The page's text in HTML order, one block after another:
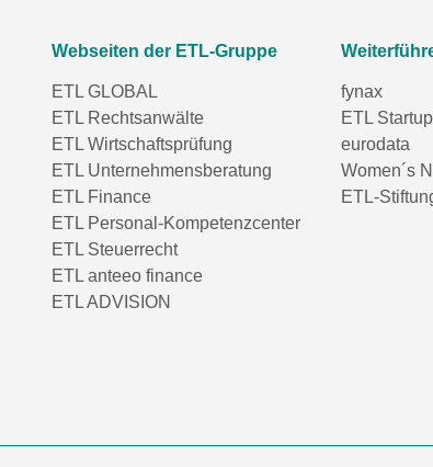
Webseiten der ETL-Gruppe
ETL GLOBAL
ETL Rechtsanwälte
ETL Wirtschaftsprüfung
ETL Unternehmensberatung
ETL Finance
ETL Personal-Kompetenzcenter
ETL Steuerrecht
ETL anteeo finance
ETL ADVISION
fynax
ETL Startup
eurodata
Women´s
ETL-